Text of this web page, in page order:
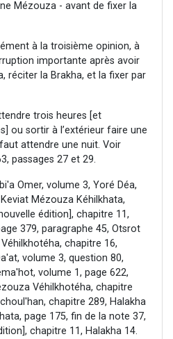
Mézouza - avant de fixer la
à la troisième opinion, à
importante après avoir
réciter la Brakha, et la fixer par
trois heures [et
ou sortir à l’extérieur faire une
attendre une nuit. Voir
passages 27 et 29.
Omer, volume 3, Yoré Déa,
Mézouza Kéhilkhata,
édition], chapitre 11,
379, paragraphe 45, Otsrot
chapitre 16,
volume 3, question 80,
volume 1, page 622,
Véhilkhotéha, chapitre
chapitre 289, Halakha
page 175, fin de la note 37,
chapitre 11, Halakha 14.